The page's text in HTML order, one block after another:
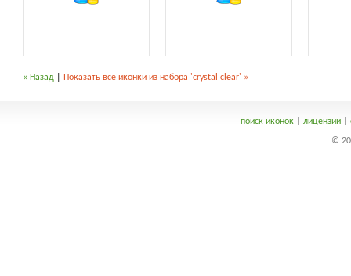
« Назад Показать все иконки из набора 'crystal clear' »
поиск иконок| лицензии|
©